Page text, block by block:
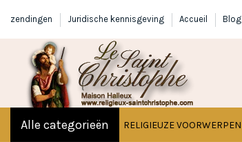
zendingen Juridische kennisgeving Accueil Blog
Alle categorieën RELIGIEUZE VOORWERPEN